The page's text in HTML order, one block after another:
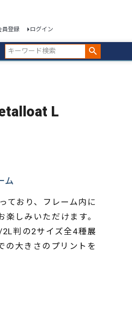
員登録 ログイン
L
ム
ており、フレーム内に
しみいただけます。
判の2サイズ全4種展
の大きさのプリントを